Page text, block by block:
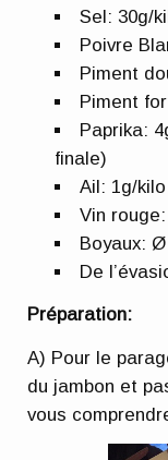
Sel: 30g/
Poivre
Piment
Piment
Paprika:
finale)
Ail: 1g/kilo
Vin
Boyaux:
De
Préparation:
A) Pour le
du jambon et
vous